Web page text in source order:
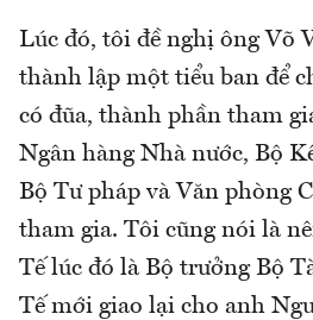
Lúc đó, tôi đề nghị ông Võ
thành lập một tiểu ban để
có đũa, thành phần tham
Ngân hàng Nhà nước, Bộ
Bộ Tư pháp và Văn phòng
tham gia. Tôi cũng nói là
Tế lúc đó là Bộ trưởng Bộ
Tế mới giao lại cho anh